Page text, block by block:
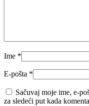
Ime *
E-pošta *
Sačuvaj moje ime, e-
za sledeći put kada